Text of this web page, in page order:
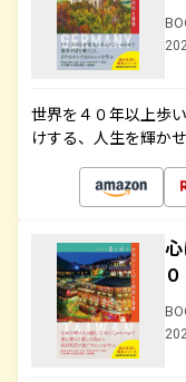
世界を４０年以上歩
けする、人生を輝か
０